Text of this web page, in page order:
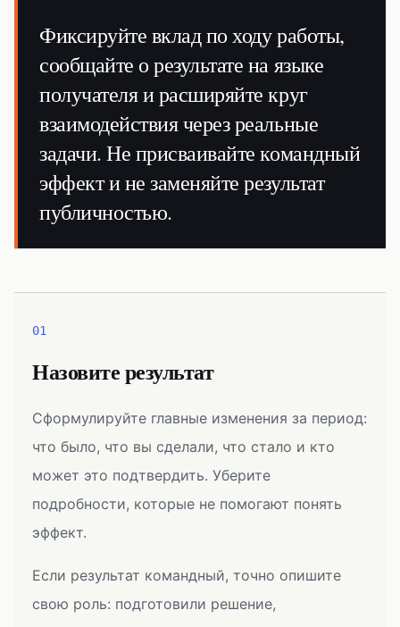
Фиксируйте вклад по ходу работы,
сообщайте о результате на языке
получателя и расширяйте круг
взаимодействия через реальные
задачи. Не присваивайте командный
эффект и не заменяйте результат
публичностью.
01
Назовите результат
Сформулируйте главные изменения за период:
что было, что вы сделали, что стало и кто
может это подтвердить. Уберите
подробности, которые не помогают понять
эффект.
Если результат командный, точно опишите
свою роль: подготовили решение,